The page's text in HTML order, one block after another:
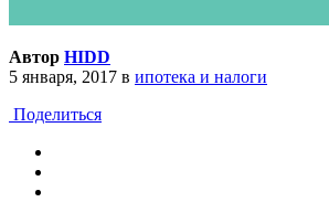
Автор HIDD
5 января, 2017 в ипотека и налоги
Поделиться